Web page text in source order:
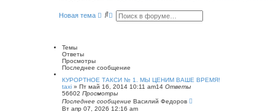
Новая тема
П Р
н
ы
й
п
о
и
Темы
Ответы
Просмотры
Последнее сообщение
КУРОРТНОЕ ТАКСИ № 1. МЫ ЦЕНИМ ВАШЕ ВРЕМЯ!
taxi » Пт май 16, 2014 10:11 am14 Ответы
56602 Просмотры
Последнее сообщение Василий Федоров
Вт апр 07, 2026 12:16 am